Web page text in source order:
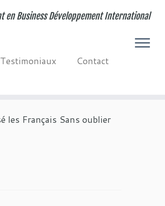
en Business Développement International
Testimoniaux
Contact
les Français Sans oublier